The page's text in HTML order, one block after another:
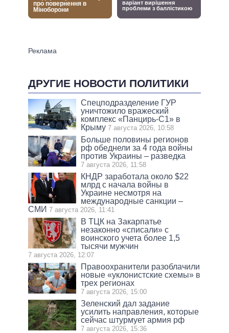
ДРУГИЕ НОВОСТИ ПОЛИТИКИ
Спецподразделение ГУР
уничтожило вражеский
комплекс «Панцирь-С1» в
Крыму 7 августа 2026, 10:58
Больше половины регионов
рф обеднели за 4 года войны
против Украины – разведка
7 августа 2026, 11:58
КНДР заработала около $22
млрд с начала войны в
Украине несмотря на
международные санкции –
СМИ 7 августа 2026, 11:41
В ТЦК на Закарпатье
незаконно «списали» с
воинского учета более 1,5
тысячи мужчин
7 августа 2026, 12:07
Правоохранители разоблачили
новые «уклонистские схемы» в
трех регионах
7 августа 2026, 15:00
Зеленский дал задание
усилить направления, которые
сейчас штурмует армия рф
7 августа 2026, 15:36